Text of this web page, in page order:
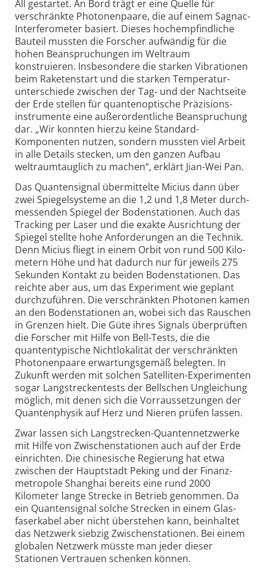
All gestartet. An Bord trägt er eine Quelle für
verschränkte Photonen­paare, die auf einem Sagnac-
Inter­ferometer basiert. Dieses hoch­empfindliche
Bauteil mussten die Forscher aufwändig für die
hohen Bean­spruchungen im Weltraum
konstruieren. Insbesondere die starken Vibra­tionen
beim Raketen­start und die starken Temperatur­
unterschiede zwischen der Tag- und der Nachtseite
der Erde stellen für quanten­optische Präzisions­
instrumente eine außer­ordentliche Beanspruchung
dar. „Wir konnten hierzu keine Standard-
Komponenten nutzen, sondern mussten viel Arbeit
in alle Details stecken, um den ganzen Aufbau
weltraum­tauglich zu machen“, erklärt Jian-Wei Pan.
Das Quanten­signal über­mittelte Micius dann über
zwei Spiegel­systeme an die 1,2 und 1,8 Meter durch­
messenden Spiegel der Boden­stationen. Auch das
Tracking per Laser und die exakte Ausrichtung der
Spiegel stellte hohe Anfor­derungen an die Technik.
Denn Micius fliegt in einem Orbit von rund 500 Kilo­
metern Höhe und hat dadurch nur für jeweils 275
Sekunden Kontakt zu beiden Boden­stationen. Das
reichte aber aus, um das Experiment wie geplant
durchzu­führen. Die ver­schränkten Photonen kamen
an den Boden­stationen an, wobei sich das Rauschen
in Grenzen hielt. Die Güte ihres Signals über­prüften
die Forscher mit Hilfe von Bell-Tests, die die
quantentypische Nichtlokalität der verschränkten
Photonen­paare erwartungs­gemäß belegten. In
Zukunft werden mit solchen Satelliten-Experi­menten
sogar Langstrecken­tests der Bellschen Ungleichung
möglich, mit denen sich die Vorraus­setzungen der
Quanten­physik auf Herz und Nieren prüfen lassen.
Zwar lassen sich Langstrecken-Quanten­netzwerke
mit Hilfe von Zwischen­stationen auch auf der Erde
einrichten. Die chine­sische Regierung hat etwa
zwischen der Hauptstadt Peking und der Finanz­
metropole Shanghai bereits eine rund 2000
Kilometer lange Strecke in Betrieb genommen. Da
ein Quanten­signal solche Strecken in einem Glas­
faserkabel aber nicht überstehen kann, beinhaltet
das Netzwerk siebzig Zwischen­stationen. Bei einem
globalen Netzwerk müsste man jeder dieser
Stationen Vertrauen schenken können.